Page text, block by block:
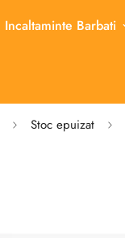
Incaltaminte Barbati
Stoc epuizat